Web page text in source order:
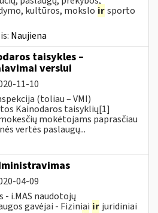
kultūros, mokslo irsporto
Naujiena
taisykles –
verslui
11-10
(toliau – VMI)
Kainodaros taisyklių[1]
mokėtojams paprasčiau
vertės paslaugų...
04-09
- i.MAS naudotojų
gavėjai - Fiziniai ir juridiniai